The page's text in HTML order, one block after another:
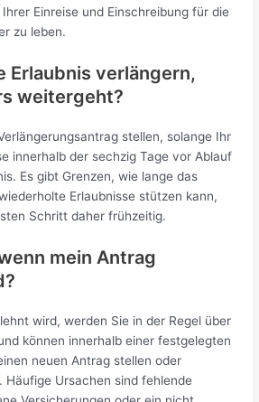
Einreise und Einschreibung für die
zu leben.
Erlaubnis verlängern,
weitergeht?
stellen, solange Ihr
innerhalb der sechzig Tage vor Ablauf
Es gibt Grenzen, wie lange das
Erlaubnisse stützen kann,
Schritt daher frühzeitig.
mein Antrag
wird, werden Sie in der Regel über
können innerhalb einer festgelegten
neuen Antrag stellen oder
Häufige Ursachen sind fehlende